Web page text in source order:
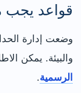
قواعد يجب
وضعت إدارة
والبيئة. يمكن
الرسمية.